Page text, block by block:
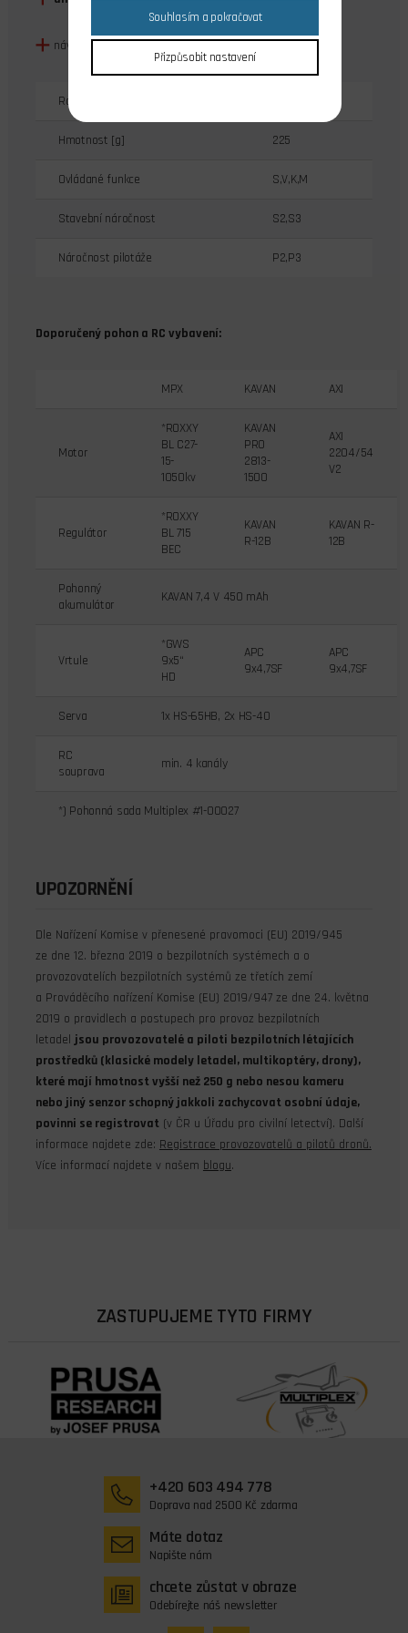
návod ke stavbě
Rozpětí [mm]
Hmotnost [g] 225
Ovládané funkce S,V,K,M
Stavební náročnost S2,S3
Náročnost pilotáže P2,P3
Doporučený pohon a RC vybavení:
MPX KAVAN AXI
Motor
*ROXXY
BL C27-
15-
1050kv
KAVAN
PRO
2813-
1500
AXI
2204/54
V2
Regulátor
*ROXXY
BL 715
BEC
KAVAN
R-12B
KAVAN R-
12B
Pohonný
akumulátor
KAVAN 7,4 V 450 mAh
Vrtule
*GWS
9x5“
HD
APC
9x4,7SF
APC
9x4,7SF
Serva 1x HS-65HB, 2x HS-40
RC
souprava
min. 4 kanály
*) Pohonná sada Multiplex #1-00027
UPOZORNĚNÍ
Dle Nařízení Komise v přenesené pravomoci (EU) 2019/945
ze dne 12. března 2019 o bezpilotních systémech a o
provozovatelích bezpilotních systémů ze třetích zemí
a Prováděcího nařízení Komise (EU) 2019/947 ze dne 24. května
2019 o pravidlech a postupech pro provoz bezpilotních
letadeljsou provozovatelé a piloti bezpilotních létajících
prostředků (klasické modely letadel, multikoptéry, drony),
které mají hmotnost vyšší než 250 g nebo nesou kameru
nebo jiný senzor schopný jakkoli zachycovat osobní údaje,
povinni se registrovat(v ČR u Úřadu pro civilní letectví). Další
informace najdete zde: Registrace provozovatelů a pilotů dronů.
Více informací najdete v našem blogu.
ZASTUPUJEME TYTO FIRMY
+420 603 494 778
Doprava nad 2500 Kč zdarma
Máte dotaz
Napište nám
chcete zůstat v obraze
Odebírejte náš newsletter
Souhlasím a pokračovat
Přizpůsobit nastavení